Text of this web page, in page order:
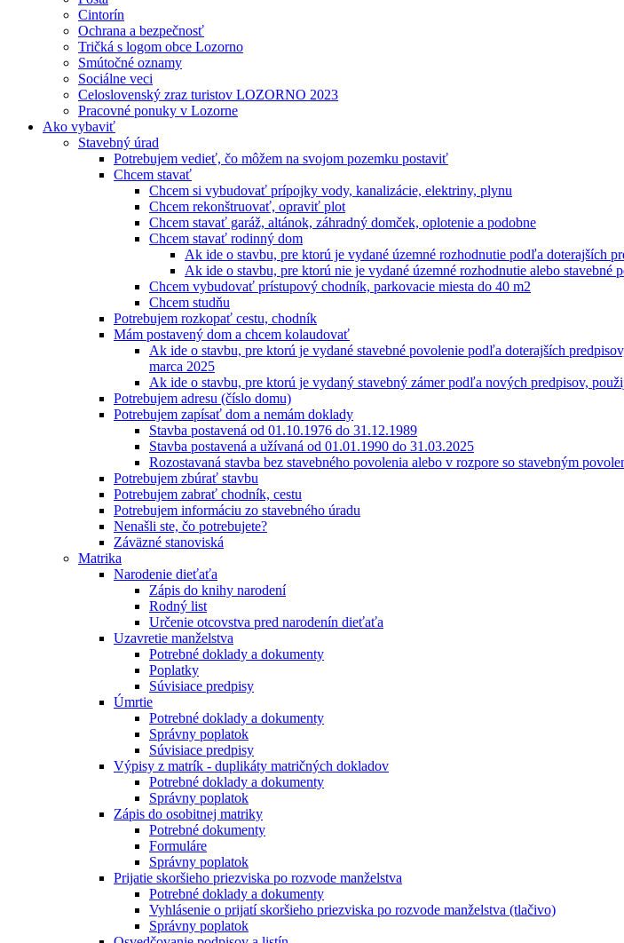
Cintorín
Ochrana a bezpečnosť
Tričká s logom obce Lozorno
Smútočné oznamy
Sociálne veci
Celoslovenský zraz turistov LOZORNO 2023
Pracovné ponuky v Lozorne
Ako vybaviť
Stavebný úrad
Potrebujem vedieť, čo môžem na svojom pozemku postaviť
Chcem stavať
Chcem si vybudovať prípojky vody, kanalizácie, elektriny, plynu
Chcem rekonštruovať, opraviť plot
Chcem stavať garáž, altánok, záhradný domček, oplotenie a podobne
Chcem stavať rodinný dom
Ak ide o stavbu, pre ktorú je vydané územné rozhodnutie podľa doterajších
Ak ide o stavbu, pre ktorú nie je vydané územné rozhodnutie alebo
Chcem vybudovať prístupový chodník, parkovacie miesta do 40 m2
Chcem studňu
Potrebujem rozkopať cestu, chodník
Mám postavený dom a chcem kolaudovať
Ak ide o stavbu, pre ktorú je vydané stavebné povolenie podľa doterajších
marca 2025
Ak ide o stavbu, pre ktorú je vydaný stavebný zámer podľa nových predpisov,
Potrebujem adresu (číslo domu)
Potrebujem zapísať dom a nemám doklady
Stavba postavená od 01.10.1976 do 31.12.1989
Stavba postavená a užívaná od 01.01.1990 do 31.03.2025
Rozostavaná stavba bez stavebného povolenia alebo v rozpore so stavebným
Potrebujem zbúrať stavbu
Potrebujem zabrať chodník, cestu
Potrebujem informáciu zo stavebného úradu
Nenašli ste, čo potrebujete?
Záväzné stanoviská
Matrika
Narodenie dieťaťa
Zápis do knihy narodení
Rodný list
Určenie otcovstva pred narodenín dieťaťa
Uzavretie manželstva
Potrebné doklady a dokumenty
Poplatky
Súvisiace predpisy
Úmrtie
Potrebné doklady a dokumenty
Správny poplatok
Súvisiace predpisy
Výpisy z matrík - duplikáty matričných dokladov
Potrebné doklady a dokumenty
Správny poplatok
Zápis do osobitnej matriky
Potrebné dokumenty
Formuláre
Správny poplatok
Prijatie skoršieho priezviska po rozvode manželstva
Potrebné doklady a dokumenty
Vyhlásenie o prijatí skoršieho priezviska po rozvode manželstva (tlačivo)
Správny poplatok